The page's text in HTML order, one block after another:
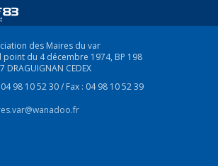
des Maires du var
point du 4 décembre 1974, BP 198
DRAGUIGNAN CEDEX
98 10 52 30 / Fax : 04 98 10 52 39